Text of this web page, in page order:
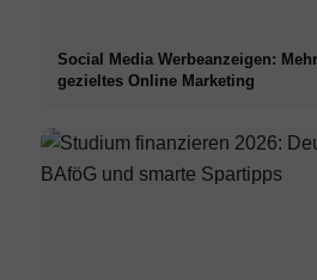
Social Media Werbeanzeigen:
gezieltes Online Marketing